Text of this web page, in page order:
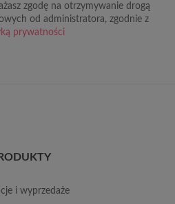
zgodę na otrzymywanie drogą
od administratora, zgodnie z
prywatności
i wyprzedaże